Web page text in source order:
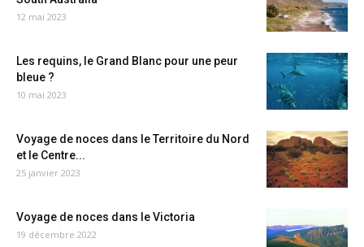
12 mai 2023
Les requins, le Grand Blanc pour une peur
bleue ?
10 mai 2023
Voyage de noces dans le Territoire du Nord
et le Centre...
25 janvier 2023
Voyage de noces dans le Victoria
19 décembre 2022